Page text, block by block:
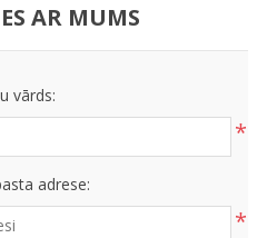
AR MUMS
vārds:
*
adrese:
*